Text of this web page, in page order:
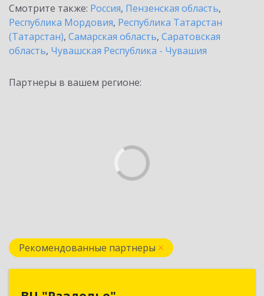
Смотрите также: Россия, Пензенская область,
Республика Мордовия, Республика Татарстан
(Татарстан), Самарская область, Саратовская
область, Чувашская Республика - Чувашия
Партнеры в вашем регионе:
Рекомендованные партнеры